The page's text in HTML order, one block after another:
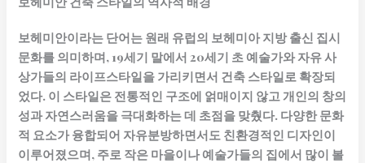
보헤미안이라는 단어는 원래 유럽의 보헤미아 지방 출신 집시
문화를 의미하며, 19세기 말에서 20세기 초 예술가와 자유 사
상가들의 라이프스타일을 가리키면서 건축 스타일로 확장되
었다. 이 스타일은 전통적인 구조에 얽매이지 않고 개인의 창의
성과 자연스러움을 극대화하는 데 초점을 맞췄다. 다양한 문화
적 요소가 융합되어 자유분방하면서도 친환경적인 디자인이
이루어졌으며, 주로 작은 마을이나 예술가들의 집에서 많이 볼